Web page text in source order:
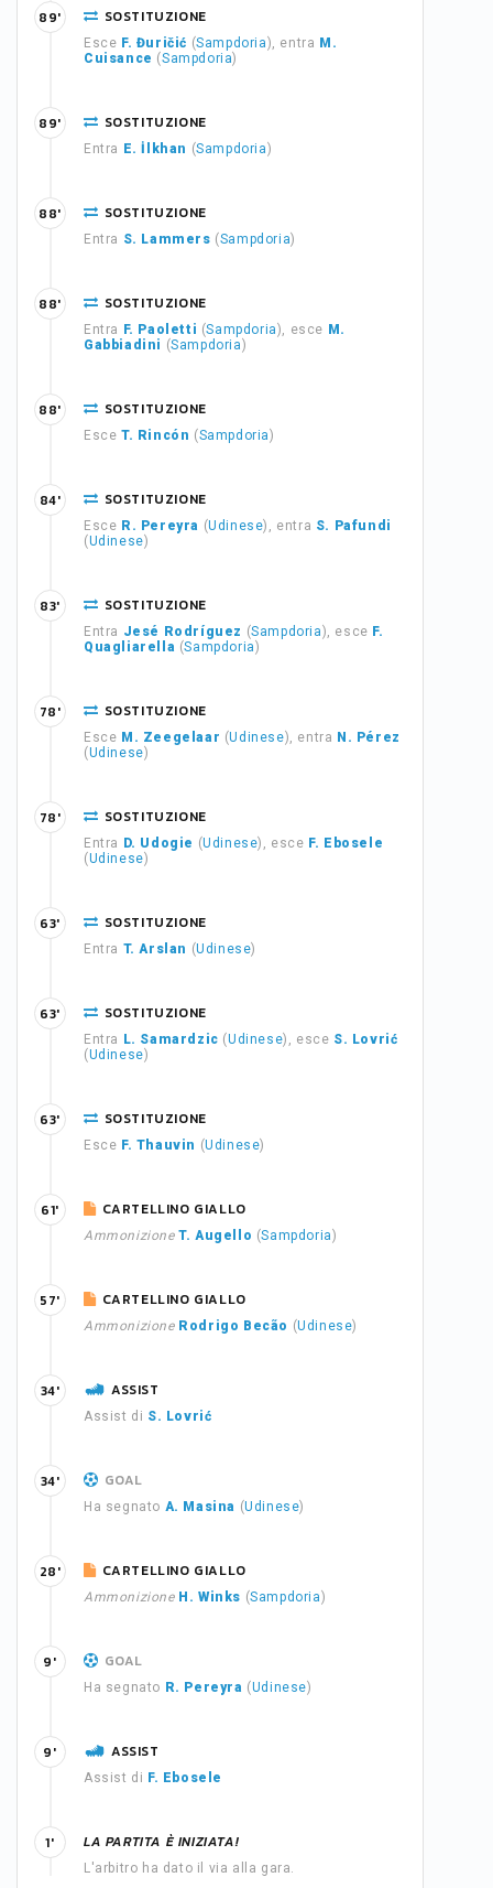
SOSTITUZIONE
Esce F. Đuričić (Sampdoria), entra M.
Cuisance (Sampdoria)
89'
SOSTITUZIONE
Entra E. İlkhan (Sampdoria)
89'
SOSTITUZIONE
Entra S. Lammers (Sampdoria)
88'
SOSTITUZIONE
Entra F. Paoletti (Sampdoria), esce M.
Gabbiadini (Sampdoria)
88'
SOSTITUZIONE
Esce T. Rincón (Sampdoria)
88'
SOSTITUZIONE
Esce R. Pereyra (Udinese), entra S. Pafundi
(Udinese)
84'
SOSTITUZIONE
Entra Jesé Rodríguez (Sampdoria), esce F.
Quagliarella (Sampdoria)
83'
SOSTITUZIONE
Esce M. Zeegelaar (Udinese), entra N. Pérez
(Udinese)
78'
SOSTITUZIONE
Entra D. Udogie (Udinese), esce F. Ebosele
(Udinese)
78'
SOSTITUZIONE
Entra T. Arslan (Udinese)
63'
SOSTITUZIONE
Entra L. Samardzic (Udinese), esce S. Lovrić
(Udinese)
63'
SOSTITUZIONE
Esce F. Thauvin (Udinese)
63'
CARTELLINO GIALLO
Ammonizione T. Augello (Sampdoria)
61'
CARTELLINO GIALLO
Ammonizione Rodrigo Becão (Udinese)
57'
ASSIST
Assist di S. Lovrić
34'
GOAL
Ha segnato A. Masina (Udinese)
34'
CARTELLINO GIALLO
Ammonizione H. Winks (Sampdoria)
28'
GOAL
Ha segnato R. Pereyra (Udinese)
9'
ASSIST
Assist di F. Ebosele
9'
LA PARTITA È INIZIATA!
L'arbitro ha dato il via alla gara.
1'